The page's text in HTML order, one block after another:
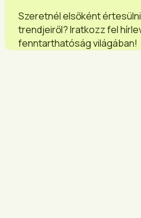
Szeretnél elsőként
trendjeiről? Iratkozz fel
fenntarthatóság világában!